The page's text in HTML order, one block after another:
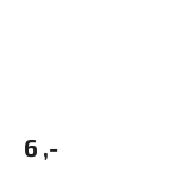
6 ,-